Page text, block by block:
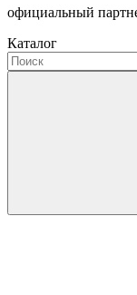
официальный
Каталог